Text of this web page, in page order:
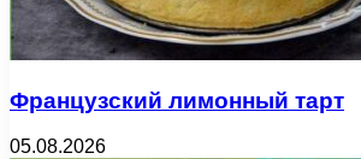
Французский лимонный тарт
05.08.2026